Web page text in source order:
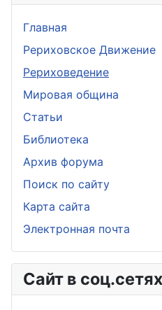
Главная
Рериховское Движение
Рериховедение
Мировая община
Статьи
Библиотека
Архив форума
Поиск по сайту
Карта сайта
Электронная почта
Сайт в соц.сетях